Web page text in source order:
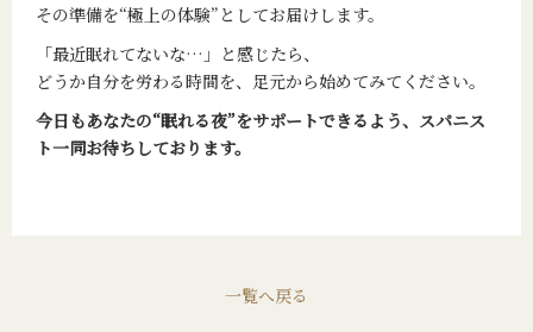
その準備を“極上の体験”としてお届けします。
「最近眠れてないな…」と感じたら、
どうか自分を労わる時間を、足元から始めてみてください。
今日もあなたの“眠れる夜”をサポートできるよう、スパニス
ト一同お待ちしております。
一覧へ戻る